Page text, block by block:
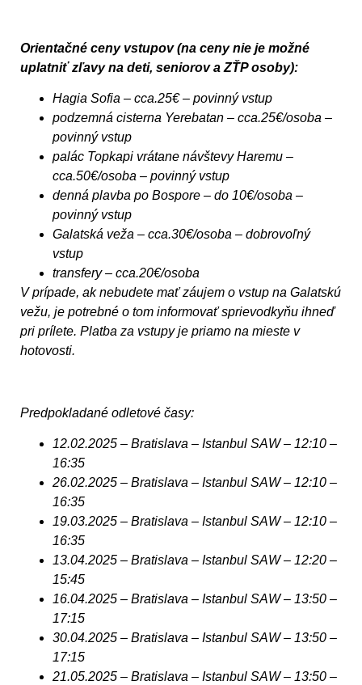
Orientačné ceny vstupov (na ceny nie je možné
uplatniť zľavy na deti, seniorov a ZŤP osoby):
Hagia Sofia – cca.25€ – povinný vstup
podzemná cisterna Yerebatan – cca.25€/osoba –
povinný vstup
palác Topkapi vrátane návštevy Haremu –
cca.50€/osoba – povinný vstup
denná plavba po Bospore – do 10€/osoba –
povinný vstup
Galatská veža – cca.30€/osoba – dobrovoľný
vstup
transfery – cca.20€/osoba
V prípade, ak nebudete mať záujem o vstup na Galatskú
vežu, je potrebné o tom informovať sprievodkyňu ihneď
pri prílete. Platba za vstupy je priamo na mieste v
hotovosti.
Predpokladané odletové časy:
12.02.2025 – Bratislava – Istanbul SAW – 12:10 –
16:35
26.02.2025 – Bratislava – Istanbul SAW – 12:10 –
16:35
19.03.2025 – Bratislava – Istanbul SAW – 12:10 –
16:35
13.04.2025 – Bratislava – Istanbul SAW – 12:20 –
15:45
16.04.2025 – Bratislava – Istanbul SAW – 13:50 –
17:15
30.04.2025 – Bratislava – Istanbul SAW – 13:50 –
17:15
21.05.2025 – Bratislava – Istanbul SAW – 13:50 –